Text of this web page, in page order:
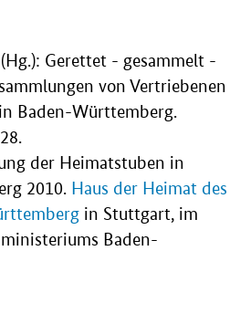
Gerettet - gesammelt -
von Vertriebenen
Baden-Württemberg.
der Heimatstuben in
2010. Haus der Heimat des
in Stuttgart, im
Baden-